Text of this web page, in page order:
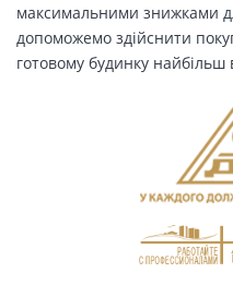
максимальними знижками
допоможемо здійснити
готовому будинку найбільш